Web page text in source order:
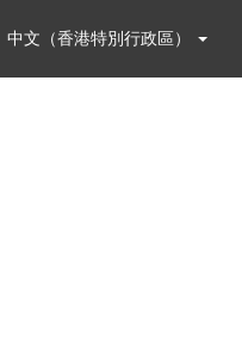
中文（香港特別行政區）